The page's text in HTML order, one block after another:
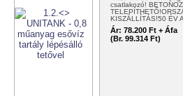
csatlakozó!
KISZÁLLÍTÁS!50 ÉV
100%…
Ár: 78.200 Ft + Áfa
(Br. 99.314 Ft)